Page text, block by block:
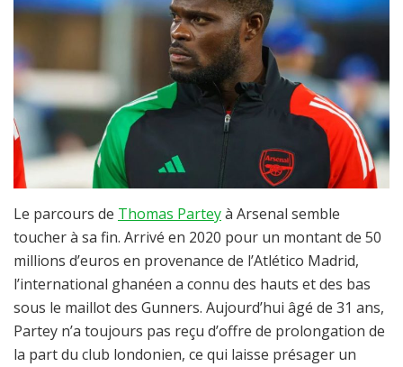
Le parcours de Thomas Parteyà Arsenal semble
toucher à sa fin. Arrivé en 2020 pour un montant de 50
millions d’euros en provenance de l’Atlético Madrid,
l’international ghanéen a connu des hauts et des bas
sous le maillot des Gunners. Aujourd’hui âgé de 31 ans,
Partey n’a toujours pas reçu d’offre de prolongation de
la part du club londonien, ce qui laisse présager un